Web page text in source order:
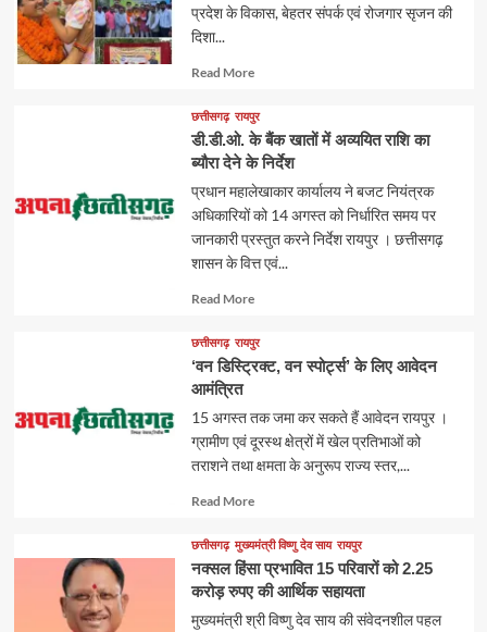
प्रदेश के विकास, बेहतर संपर्क एवं रोजगार सृजन की
दिशा...
Read MoreRead
about
छत्तीसगढ़ रायपुर
डी.डी.ओ. के बैंक खातों में अव्ययित राशि का
ब्यौरा देने के निर्देश
प्रधान महालेखाकार कार्यालय ने बजट नियंत्रक
अधिकारियों को 14 अगस्त को निर्धारित समय पर
जानकारी प्रस्तुत करने निर्देश रायपुर । छत्तीसगढ़
शासन के वित्त एवं...
Read MoreRead
about
छत्तीसगढ़ रायपुर
‘वन डिस्ट्रिक्ट, वन स्पोर्ट्स’ के लिए आवेदन
आमंत्रित
15 अगस्त तक जमा कर सकते हैं आवेदन रायपुर ।
ग्रामीण एवं दूरस्थ क्षेत्रों में खेल प्रतिभाओं को
तराशने तथा क्षमता के अनुरूप राज्य स्तर,...
Read MoreRead
about
छत्तीसगढ़ मुख्यमंत्री विष्णु देव साय रायपुर
नक्सल हिंसा प्रभावित 15 परिवारों को 2.25
करोड़ रुपए की आर्थिक सहायता
मुख्यमंत्री श्री विष्णु देव साय की संवेदनशील पहल